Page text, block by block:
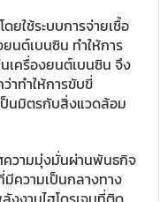
ยใช้ระบบการจ่ายเชื้อ
นต์เบนซิน ทำให้การ
นเครื่องยนต์เบนซิน จึง
าทำให้การขับขี่
นมิตรกับสิ่งแวดล้อม
ความมุ่งมั่นผ่านพันธกิจ
ความเป็นกลางทาง